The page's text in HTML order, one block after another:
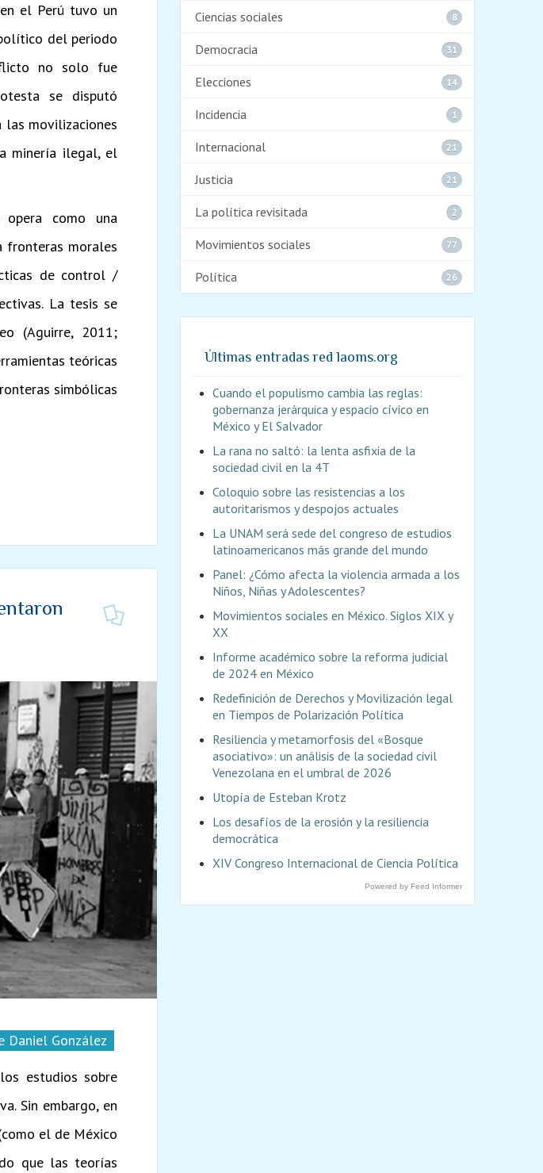
el Perú tuvo un
del periodo
no solo fue
se disputó
las movilizaciones
minería ilegal, el
como una
fronteras morales
de control /
La tesis se
(Aguirre, 2011;
teóricas
simbólicas
Daniel González
estudios sobre
Sin embargo, en
el de México
que las teorías
Ciencias sociales 8
Democracia 31
Elecciones 14
Incidencia 1
Internacional 21
Justicia 21
La política revisitada 2
Movimientos sociales 77
Política 26
Últimas entradas red laoms.org
Cuando el populismo cambia las reglas:
gobernanza jerárquica y espacio cívico en
México y El Salvador
La rana no saltó: la lenta asfixia de la
sociedad civil en la 4T
Coloquio sobre las resistencias a los
autoritarismos y despojos actuales
La UNAM será sede del congreso de estudios
latinoamericanos más grande del mundo
Panel: ¿Cómo afecta la violencia armada a los
Niños, Niñas y Adolescentes?
Movimientos sociales en México. Siglos XIX y
XX
Informe académico sobre la reforma judicial
de 2024 en México
Redefinición de Derechos y Movilización legal
en Tiempos de Polarización Política
Resiliencia y metamorfosis del «Bosque
asociativo»: un análisis de la sociedad civil
Venezolana en el umbral de 2026
Utopía de Esteban Krotz
Los desafíos de la erosión y la resiliencia
democrática
XIV Congreso Internacional de Ciencia Política
Powered by Feed Informer